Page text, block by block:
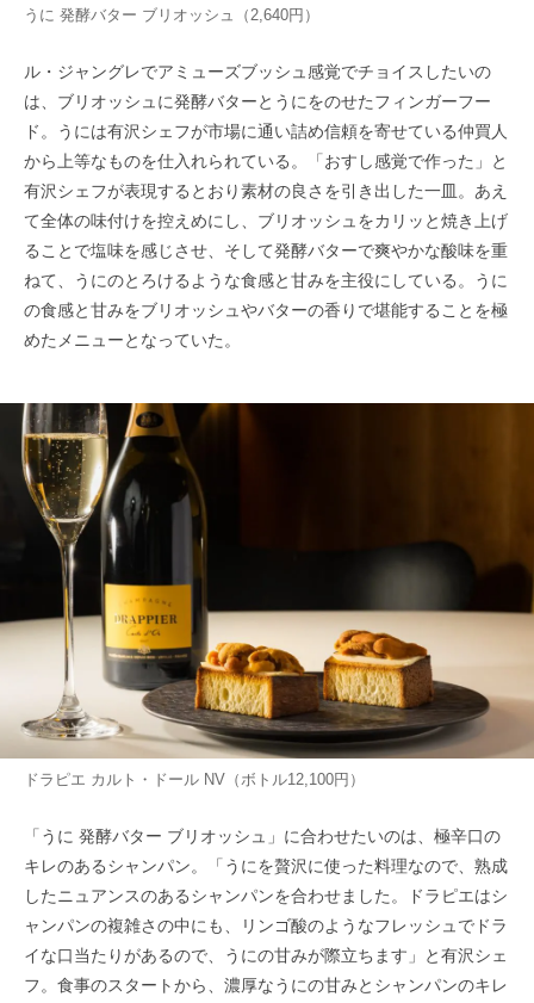
うに 発酵バター ブリオッシュ（2,640円）
ル・ジャングレでアミューズブッシュ感覚でチョイスしたいの
は、ブリオッシュに発酵バターとうにをのせたフィンガーフー
ド。うには有沢シェフが市場に通い詰め信頼を寄せている仲買人
から上等なものを仕入れられている。「おすし感覚で作った」と
有沢シェフが表現するとおり素材の良さを引き出した一皿。あえ
て全体の味付けを控えめにし、ブリオッシュをカリッと焼き上げ
ることで塩味を感じさせ、そして発酵バターで爽やかな酸味を重
ねて、うにのとろけるような食感と甘みを主役にしている。うに
の食感と甘みをブリオッシュやバターの香りで堪能することを極
めたメニューとなっていた。
ドラピエ カルト・ドール NV（ボトル12,100円）
「うに 発酵バター ブリオッシュ」に合わせたいのは、極辛口の
キレのあるシャンパン。「うにを贅沢に使った料理なので、熟成
したニュアンスのあるシャンパンを合わせました。ドラピエはシ
ャンパンの複雑さの中にも、リンゴ酸のようなフレッシュでドラ
イな口当たりがあるので、うにの甘みが際立ちます」と有沢シェ
フ。食事のスタートから、濃厚なうにの甘みとシャンパンのキレ